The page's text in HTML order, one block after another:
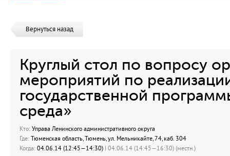
Вернуться назад
Круглый стол по вопросу
мероприятий по
государственной
среда»
Кто: Управа Ленинского административного округа
Где: Тюменская область, Тюмень, ул. Мельникайте, 74, каб. 304
Когда: 04.06.14 (12:45—14:30) | 04.06.14 (14:45—16:30) (местн.)